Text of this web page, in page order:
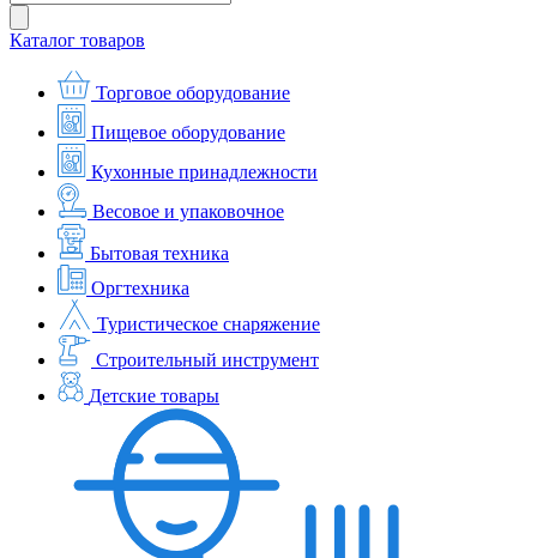
Каталог товаров
Торговое оборудование
Пищевое оборудование
Кухонные принадлежности
Весовое и упаковочное
Бытовая техника
Оргтехника
Туристическое снаряжение
Строительный инструмент
Детские товары